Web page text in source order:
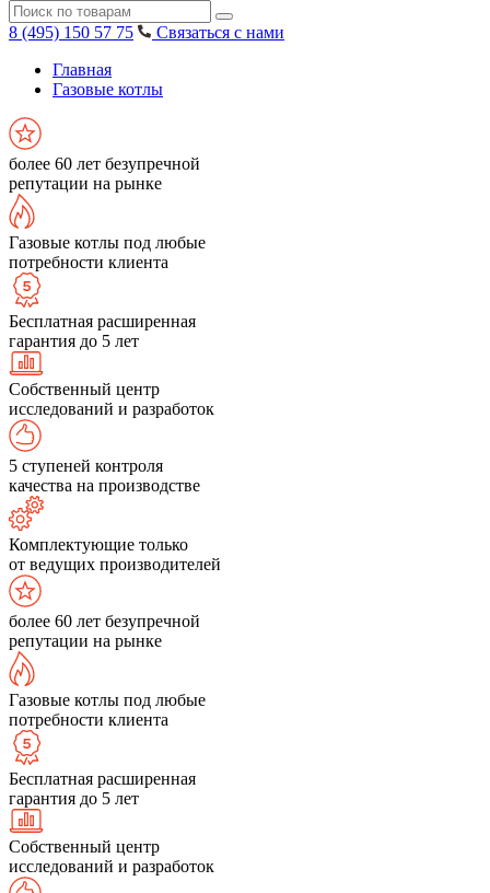
8 (495) 150 57 75
Связаться с нами
Главная
Газовые котлы
более 60 лет безупречной
репутации на рынке
Газовые котлы под любые
потребности клиента
Бесплатная расширенная
гарантия до 5 лет
Собственный центр
исследований и разработок
5 ступеней контроля
качества на производстве
Комплектующие только
от ведущих производителей
более 60 лет безупречной
репутации на рынке
Газовые котлы под любые
потребности клиента
Бесплатная расширенная
гарантия до 5 лет
Собственный центр
исследований и разработок